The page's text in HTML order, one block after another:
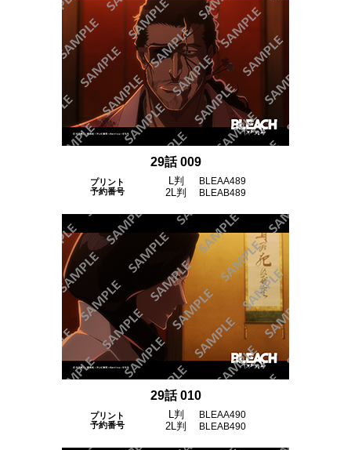
29話 009
プリント
予約番号
L判 BLEAA489
2L判 BLEAB489
29話 010
プリント
予約番号
L判 BLEAA490
2L判 BLEAB490